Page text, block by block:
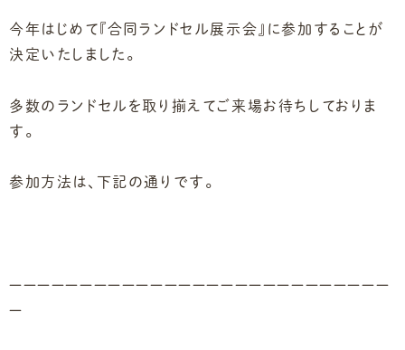
今年はじめて『合同ランドセル展示会』に参加することが
決定いたしました。
多数のランドセルを取り揃えてご来場お待ちしておりま
す。
参加方法は、下記の通りです。
ーーーーーーーーーーーーーーーーーーーーーーーーーーー
ー